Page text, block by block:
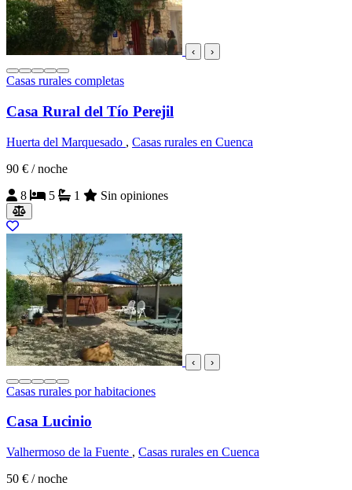
‹ ›
Casas rurales completas
Casa Rural del Tío Perejil
Huerta del Marquesado , Casas rurales en Cuenca
90 € / noche
8
5 1 Sin opiniones
‹ ›
Casas rurales por habitaciones
Casa Lucinio
Valhermoso de la Fuente , Casas rurales en Cuenca
50 € / noche